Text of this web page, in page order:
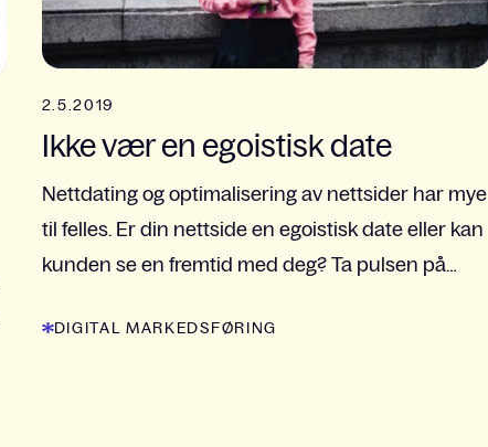
2.5.2019
Ikke vær en egoistisk date
Nettdating og optimalisering av nettsider har mye
til felles. Er din nettside en egoistisk date eller kan
kunden se en fremtid med deg? Ta pulsen på
DIGITAL MARKEDSFØRING